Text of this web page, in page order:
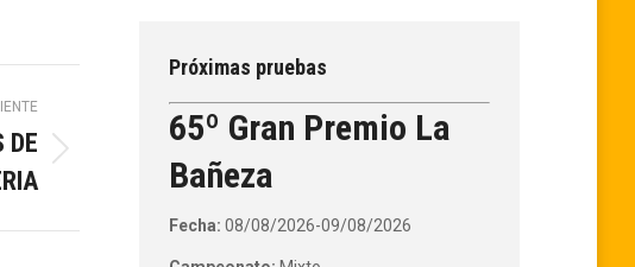
DE
Próximas pruebas
65º Gran Premio La
Bañeza
Fecha: 08/08/2026-09/08/2026